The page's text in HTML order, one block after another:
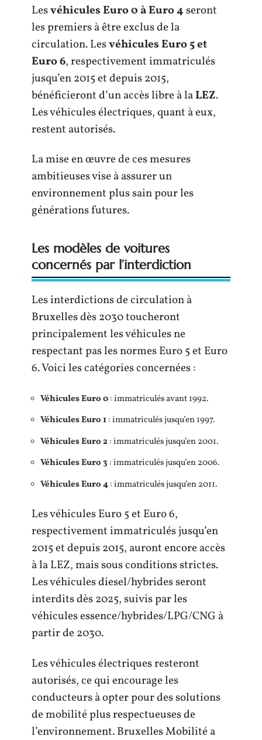
Lesvéhicules Euro 0 à Euro 4seront
les premiers à être exclus de la
circulation. Lesvéhicules Euro 5 et
Euro 6, respectivement immatriculés
jusqu’en 2015 et depuis 2015,
bénéficieront d’un accès libre à laLEZ.
Les véhicules électriques, quant à eux,
restent autorisés.
La mise en œuvre de ces mesures
ambitieuses vise à assurer un
environnement plus sain pour les
générations futures.
Les modèles de voitures
concernés par l’interdiction
Les interdictions de circulation à
Bruxelles dès 2030 toucheront
principalement les véhicules ne
respectant pas les normes Euro 5 et Euro
6. Voici les catégories concernées :
Véhicules Euro 0: immatriculés avant 1992.
Véhicules Euro 1: immatriculés jusqu’en 1997.
Véhicules Euro 2 : immatriculés jusqu’en 2001.
Véhicules Euro 3 : immatriculés jusqu’en 2006.
Véhicules Euro 4: immatriculés jusqu’en 2011.
Les véhicules Euro 5 et Euro 6,
respectivement immatriculés jusqu’en
2015 et depuis 2015, auront encore accès
à la LEZ, mais sous conditions strictes.
Les véhicules diesel/hybrides seront
interdits dès 2025, suivis par les
véhicules essence/hybrides/LPG/CNG à
partir de 2030.
Les véhicules électriques resteront
autorisés, ce qui encourage les
conducteurs à opter pour des solutions
de mobilité plus respectueuses de
l’environnement. Bruxelles Mobilité a